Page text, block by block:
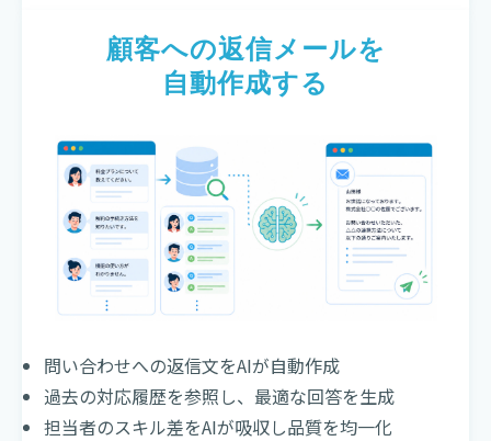
顧客への返信メールを
自動作成する
問い合わせへの返信文をAIが自動作成
過去の対応履歴を参照し、最適な回答を生成
担当者のスキル差をAIが吸収し品質を均一化